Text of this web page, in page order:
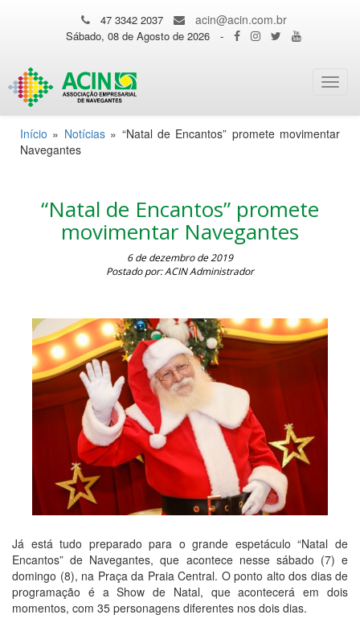
47 3342 2037 acin@acin.com.br
Sábado, 08 de Agosto de 2026 -
Início » Notícias» “Natal de Encantos” promete movimentar
Navegantes
“Natal de Encantos” promete
movimentar Navegantes
6 de dezembro de 2019
Postado por: ACIN Administrador
Já está tudo preparado para o grande espetáculo “Natal de
Encantos” de Navegantes, que acontece nesse sábado (7) e
domingo (8), na Praça da Praia Central. O ponto alto dos dias de
programação é a Show de Natal, que acontecerá em dois
momentos, com 35 personagens diferentes nos dois dias.